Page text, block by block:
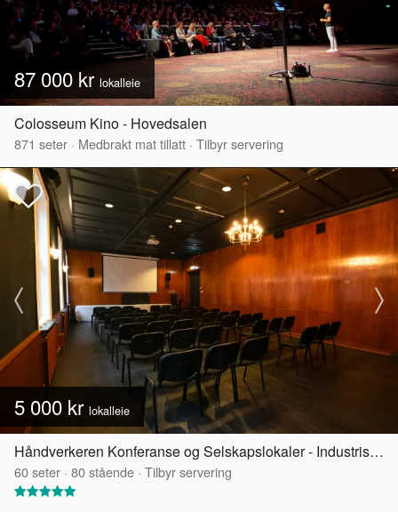
87 000 kr lokalleie
Colosseum Kino - Hovedsalen
871 seter · Medbrakt mat tillatt · Tilbyr servering
5 000 kr lokalleie
Håndverkeren Konferanse og Selskapslokaler - Industrisalen
60seter · 80stående · Tilbyr servering